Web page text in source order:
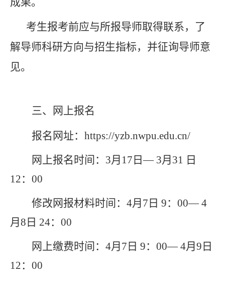
考生报考前应与所报导师取得联系， 了
解导师科研方向与招生指标，并征询导师意
见。
三、网上报名
报名网址： https://yzb.nwpu.edu.cn/
网上报名时间： 3月 17 日— 3月 31 日
12： 00
修改网报材料时间： 4月 7 日 9： 00— 4
月 8 日 24： 00
网上缴费时间： 4月 7 日 9： 00— 4月 9 日
12： 00